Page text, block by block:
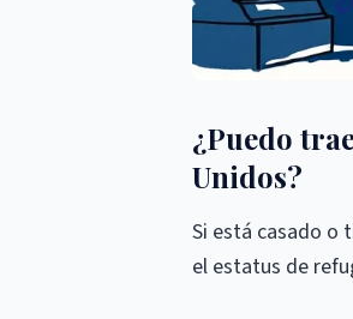
¿Puedo
Unidos?
Si está casado o
el estatus de